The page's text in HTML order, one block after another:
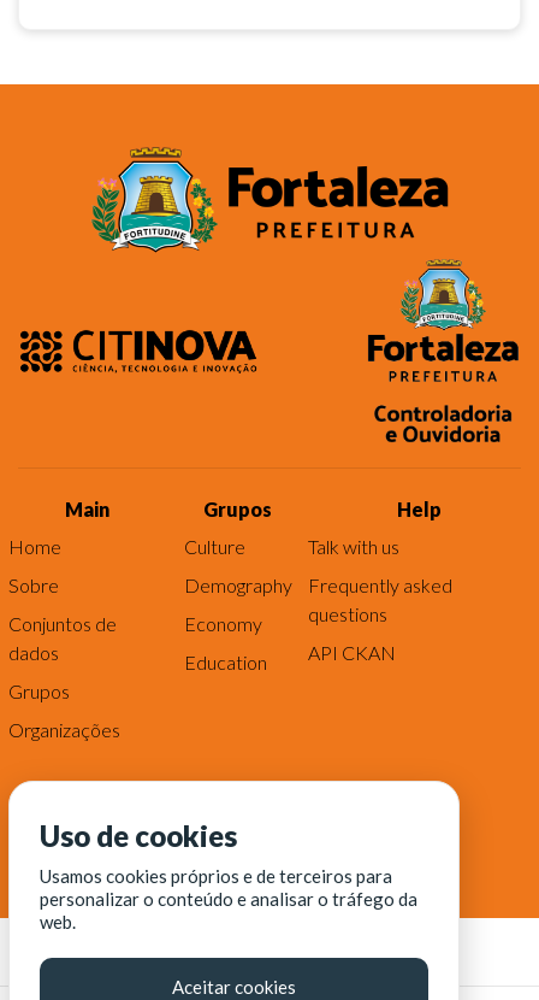
Main
Home
Sobre
Conjuntos de
dados
Grupos
Organizações
Grupos
Culture
Demography
Economy
Education
Help
Talk with us
Frequently asked
questions
API CKAN
Uso de cookies
Usamos cookies próprios e de terceiros para
personalizar o conteúdo e analisar o tráfego da
web.
Aceitar cookies